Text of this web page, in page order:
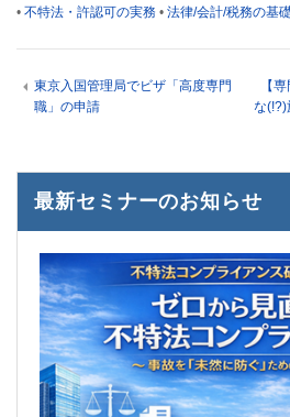
• 不特法・許認可の実務 • 法律/会計/税務の基
東京入国管理局でビザ「高度専門
職」の申請
【
な(!?)
最新セミナーのお知らせ